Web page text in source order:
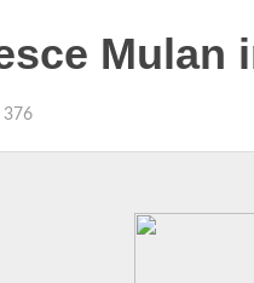
Mulan
376